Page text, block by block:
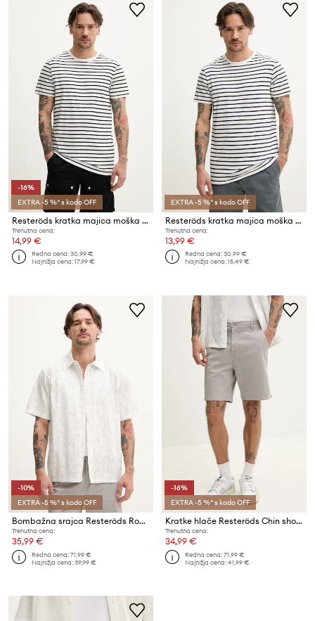
-16%
EXTRA -5 %* s kodo OFF
Resteröds kratka majica moška bombažna Bamboo Tee
Trenutna cena:
14,99 €
Redna cena:30,99 €
Najnižja cena:17,99 €
EXTRA -5 %* s kodo OFF
Resteröds kratka majica moška bombažna Bamboo Tee
Trenutna cena:
13,99 €
Redna cena:30,99 €
Najnižja cena:15,49 €
-10%
EXTRA -5 %* s kodo OFF
Bombažna srajca Resteröds Ron Shirt
Trenutna cena:
35,99 €
Redna cena:71,99 €
Najnižja cena:39,99 €
-16%
EXTRA -5 %* s kodo OFF
Kratke hlače Resteröds Chin shorts
Trenutna cena:
34,99 €
Redna cena:71,99 €
Najnižja cena:41,99 €